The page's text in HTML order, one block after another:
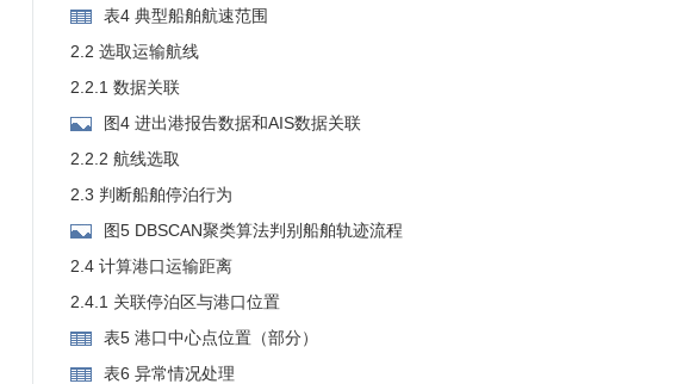
表4 典型船舶航速范围
2.2 选取运输航线
2.2.1 数据关联
图4 进出港报告数据和AIS数据关联
2.2.2 航线选取
2.3 判断船舶停泊行为
图5 DBSCAN聚类算法判别船舶轨迹流程
2.4 计算港口运输距离
2.4.1 关联停泊区与港口位置
表5 港口中心点位置（部分）
表6 异常情况处理